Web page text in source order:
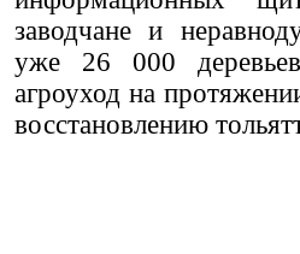
заводчане и
уже 26 000
агроуход на
восстановлению